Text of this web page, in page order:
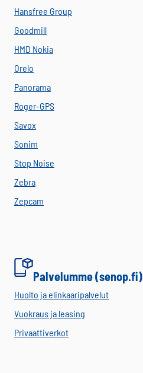
Hansfree Group
Goodmill
HMD Nokia
Orelo
Panorama
Roger-GPS
Savox
Sonim
Stop Noise
Zebra
Zepcam
Palvelumme (senop.fi)
Huolto ja elinkaaripalvelut
Vuokraus ja leasing
Privaattiverkot